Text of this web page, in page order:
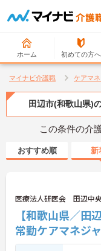
ホーム 初めての方へ
マイナビ介護職 ケアマ
田辺市(和歌山県)
この条件の介
おすすめ順 新
医療法人研医会 田辺中
【和歌山県／
常勤ケアマネジ